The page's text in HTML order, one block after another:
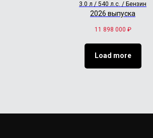
3.0 л / 540 л.с. / Бензин
2026 выпуска
11 898 000 ₽
Load more